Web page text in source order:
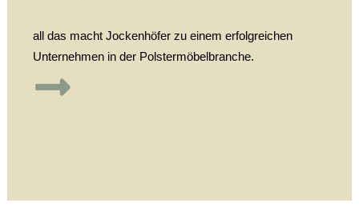
all das macht Jockenhöfer zu einem erfolgreichen
Unternehmen in der Polstermöbelbranche.